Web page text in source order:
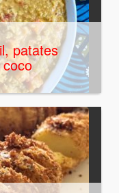
patates